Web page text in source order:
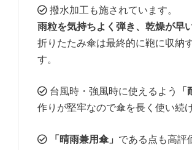
撥水加工も施されています。
雨粒を気持ちよく弾き、乾燥が早
折りたたみ傘は最終的に鞄に収納
す。
台風時・強風時に使えるよう
作りが堅牢なので傘を長く使い続
「晴雨兼用傘」 である点も高評